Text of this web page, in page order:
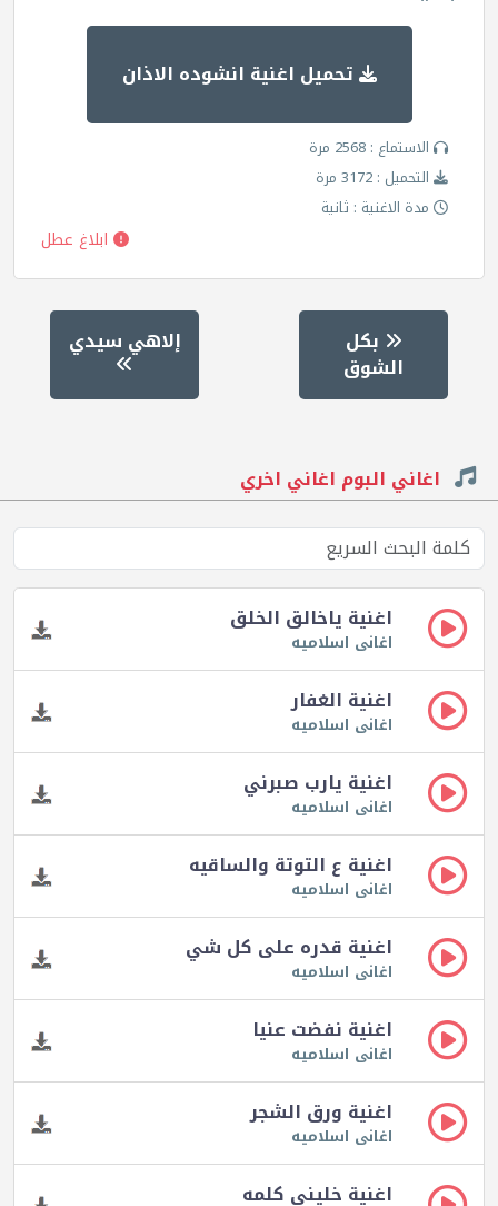
تحميل اغنية انشوده الاذان
الاستماع : 2568 مرة
التحميل : 3172 مرة
مدة الاغنية : ثانية
ابلاغ عطل
بكل
الشوق
إلاهي سيدي
اغاني البوم اغاني اخري
اغنية ياخالق الخلق
اغانى اسلاميه
اغنية الغفار
اغانى اسلاميه
اغنية يارب صبرني
اغانى اسلاميه
اغنية ع التوتة والساقيه
اغانى اسلاميه
اغنية قدره على كل شي
اغانى اسلاميه
اغنية نفضت عنيا
اغانى اسلاميه
اغنية ورق الشجر
اغانى اسلاميه
اغنية خليني كلمه